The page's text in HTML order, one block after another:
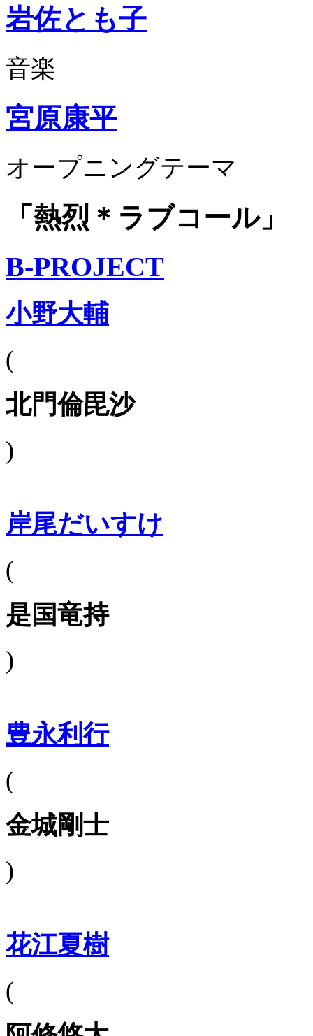
岩佐とも子
音楽
宮原康平
オープニングテーマ
「熱烈＊ラブコール」
B-PROJECT
小野大輔
(
北門倫毘沙
)
岸尾だいすけ
(
是国竜持
)
豊永利行
(
金城剛士
)
花江夏樹
(